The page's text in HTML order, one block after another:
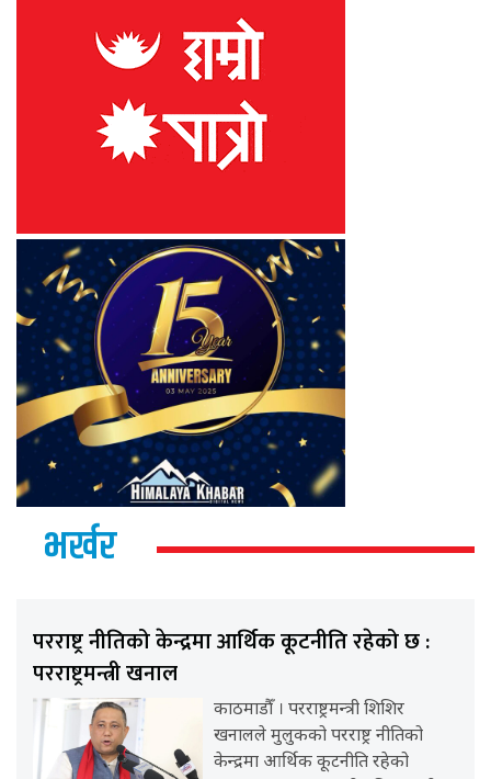
भर्खर
परराष्ट्र नीतिको केन्द्रमा आर्थिक कूटनीति रहेको छ :
परराष्ट्रमन्त्री खनाल
काठमाडौँ । परराष्ट्रमन्त्री शिशिर
खनालले मुलुकको परराष्ट्र नीतिको
केन्द्रमा आर्थिक कूटनीति रहेको